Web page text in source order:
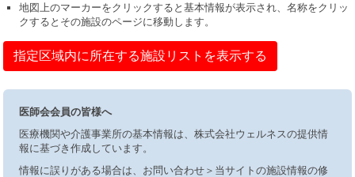
地図上のマーカーをクリックすると基本情報が表示され、名称をクリッ
クするとその施設のページに移動します。
指定区域内に所在する施設リストを表示する
医師会会員の皆様へ
医療機関や介護事業所の基本情報は、株式会社ウェルネスの提供情
報に基づき作成しています。
情報に誤りがある場合は、お問い合わせ＞当サイトの施設情報の修